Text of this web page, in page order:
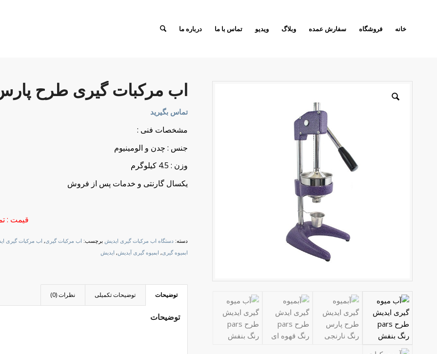
خانه فروشگاه سفارش عمده وبلاگ ویدیو تماس با ما درباره ما
اب مرکبات گیری طرح
تماس بگیرید
مشخصات فنی :
جنس : چدن و الومینیوم
وزن : 4.5 کیلوگرم
یکسال گارنتی و خدمات پس از فروش
قیمت :
دسته: دستگاه اب مرکبات گیری ایدیش برچسب: اب مرکبات گیری, اب مرکبات گیری
ابمیوه گیری, ابمیوه گیری آیدیش, ایدیش
توضیحات توضیحات تکمیلی نظرات (0)
توضیحات